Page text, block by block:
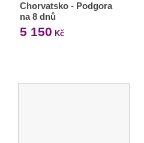
Chorvatsko - Podgora
na 8 dnů
5 150 Kč